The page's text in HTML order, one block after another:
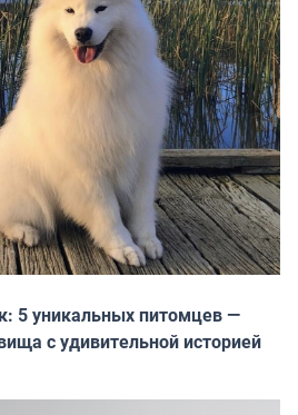
5 уникальных питомцев —
с удивительной историей